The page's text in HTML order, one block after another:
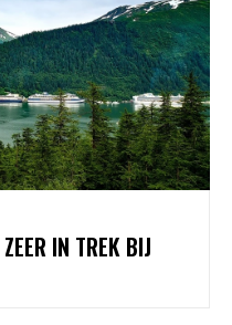
IN TREK BIJ